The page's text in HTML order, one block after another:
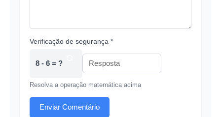
Verificação de segurança *
8 - 6 = ?
Resolva a operação matemática acima
Enviar Comentário